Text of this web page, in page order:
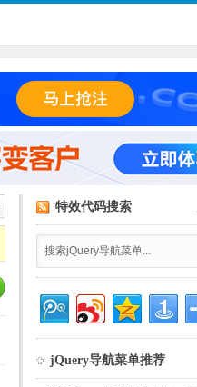
特效代码搜索
jQuery导航菜单推荐